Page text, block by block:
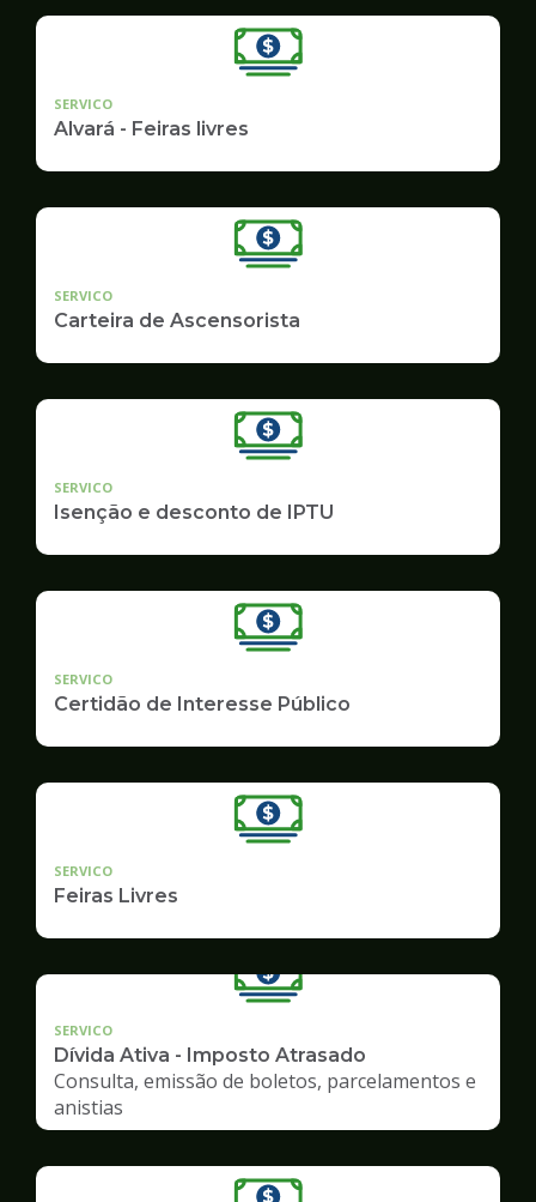
SERVICO
Alvará - Feiras livres
SERVICO
Carteira de Ascensorista
SERVICO
Isenção e desconto de IPTU
SERVICO
Certidão de Interesse Público
SERVICO
Feiras Livres
SERVICO
Dívida Ativa - Imposto Atrasado
Consulta, emissão de boletos, parcelamentos e
anistias